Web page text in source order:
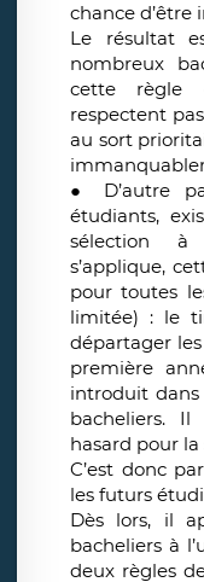
chance d’être
Le résultat
nombreux
cette règle
respectent
au sort
● D’autre
étudiants,
sélection
s’applique,
pour toutes
limitée) : le
départager
première
introduit dans
bacheliers.
hasard pour la
C’est donc
les futurs
Dès lors, il
bacheliers à
deux règles